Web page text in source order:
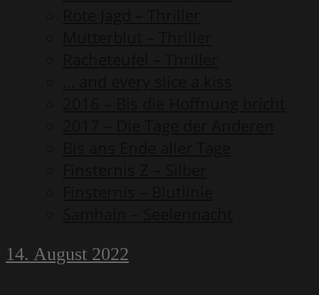
14. August 2022